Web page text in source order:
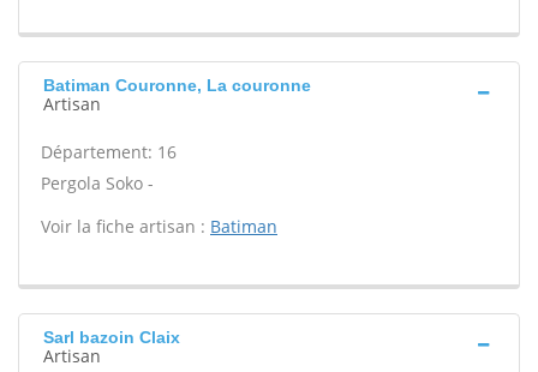
Batiman Couronne, La couronne
Artisan
Département: 16
Pergola Soko -
Voir la fiche artisan : Batiman
Sarl bazoin Claix
Artisan